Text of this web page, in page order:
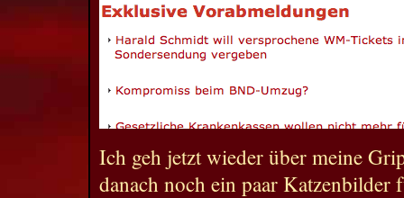
Ich geh jetzt wieder über meine
danach noch ein paar Katzenbilder